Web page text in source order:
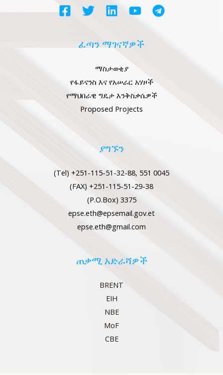
ፈጣን ማገናኛዎች
ማስታወቂያ
የፋይናንስ እና የአሠራር አሃዞች
የማህበራዊ ግዴታ እንቅስቃሴዎች
Proposed Projects
ያግኙን
(Tel) +251-115-51-32-88, 551 0045
(FAX) +251-115-51-29-38
(P.O.Box) 3375
epse.eth@epsemail.gov.et
epse.eth@gmail.com
ጠቃሚ አድራሻዎች
BRENT
EIH
NBE
MoF
CBE